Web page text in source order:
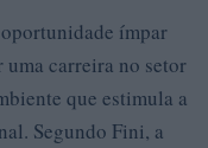
ímpar
uma carreira no setor
que estimula a
Segundo Fini, a